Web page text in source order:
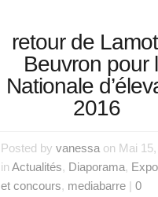
retour de
Beuvron pour
Nationale
2016
Posted by vanessa on Mai
in Actualités, Diaporama,
et concours, mediabarre | 0